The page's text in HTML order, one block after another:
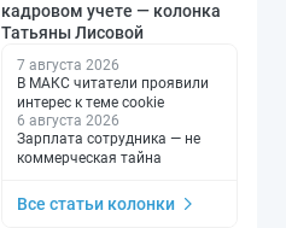
кадровом учете — колонка
Татьяны Лисовой
7 августа 2026
В МАКС читатели проявили
интерес к теме cookie
6 августа 2026
Зарплата сотрудника — не
коммерческая тайна
Все статьи колонки